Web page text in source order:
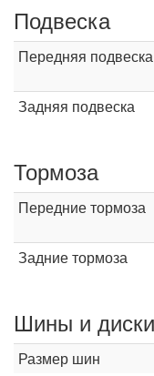
Подвеска
Передняя подвеска
Задняя подвеска
Тормоза
Передние тормоза
Задние тормоза
Шины и диски
Размер шин